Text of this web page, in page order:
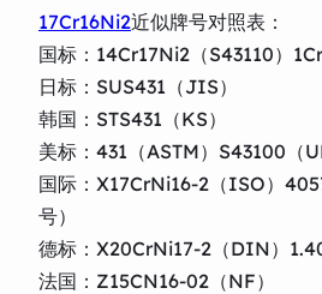
17Cr16Ni2近似牌号对照表：
国标：14Cr17Ni2（S43110）
日标：SUS431（JIS）
韩国：STS431（KS）
美标：431（ASTM）S43100（
国际：X17CrNi16-2（ISO）
号）
德标：X20CrNi17-2（DIN）
法国：Z15CN16-02（NF）